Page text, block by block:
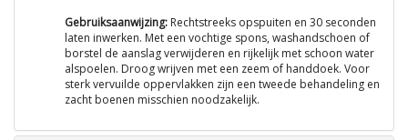
Gebruiksaanwijzing: Rechtstreeks opspuiten en 30 seconden
laten inwerken. Met een vochtige spons, washandschoen of
borstel de aanslag verwijderen en rijkelijk met schoon water
alspoelen. Droog wrijven met een zeem of handdoek. Voor
sterk vervuilde oppervlakken zijn een tweede behandeling en
zacht boenen misschien noodzakelijk.